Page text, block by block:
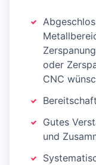
oder
CNC
Gutes
und